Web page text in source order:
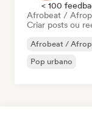
< 100
Afrobeat /
Criar posts ou
Afrobeat /
Pop urbano